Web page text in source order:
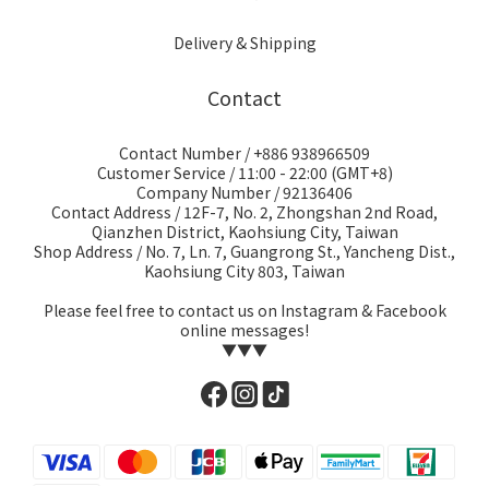
Delivery & Shipping
Contact
Contact Number / +886 938966509
Customer Service / 11:00 - 22:00 (GMT+8)
Company Number / 92136406
Contact Address / 12F-7, No. 2, Zhongshan 2nd Road,
Qianzhen District, Kaohsiung City, Taiwan
Shop Address / No. 7, Ln. 7, Guangrong St., Yancheng Dist.,
Kaohsiung City 803, Taiwan
Please feel free to contact us on Instagram & Facebook
online messages!
▼▼▼